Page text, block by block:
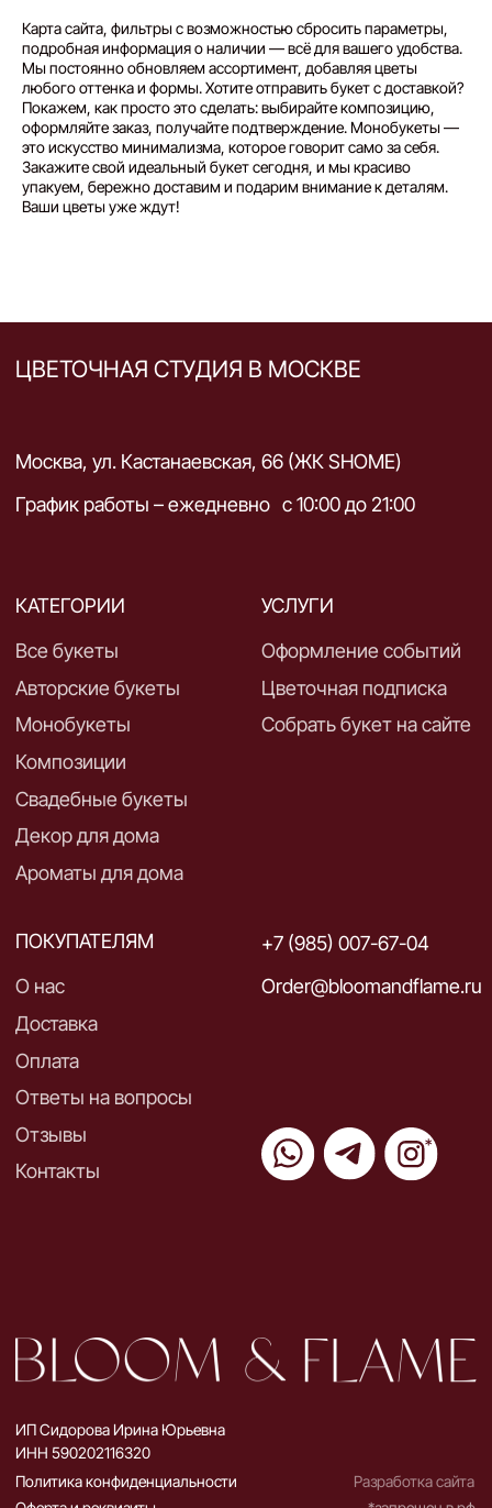
Ничего
не
найдено
Карта сайта, фильтры с возможностью сбросить параметры,
подробная информация о наличии — всё для вашего удобства.
Мы постоянно обновляем ассортимент, добавляя цветы
любого оттенка и формы. Хотите отправить букет с доставкой?
Покажем, как просто это сделать: выбирайте композицию,
оформляйте заказ, получайте подтверждение. Монобукеты —
это искусство минимализма, которое говорит само за себя.
Закажите свой идеальный букет сегодня, и мы красиво
упакуем, бережно доставим и подарим внимание к деталям.
Ваши цветы уже ждут!